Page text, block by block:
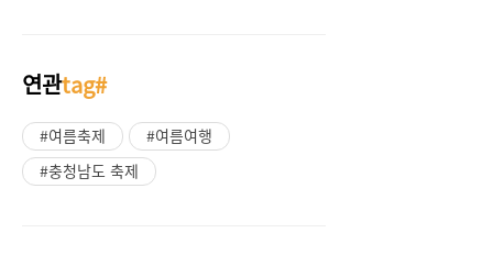
연관tag#
#여름축제
#여름여행
#충청남도 축제